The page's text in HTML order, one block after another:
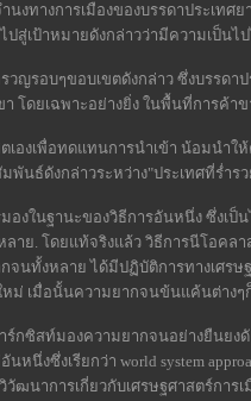
ำนงทางการเมืองของบรรดาประเท
สู่เป้าหมายดังกล่าวว่ามีความเป็นไ
วญรอบๆขอบเขตดังกล่าว ซึ่งบรรด
โดยเฉพาะอย่างยิ่ง ในพื้นที่การค้า
เองเพื่อทดแทนการนำเข้า น้อมนำ
พันธ์ดังกล่าวระหว่าง"ประเทศที่ร่ำ
งในฐานะของวิธีการอันหนึ่ง ซึ่งเป็
ลาย. โดยแท้จริงแล้ว วิธีการนีโอค
จนทั้งหลาย ได้มีปฏิบัติการทางเศร
ม่ เมื่อนั้นความยากจนข้นแค้นต่างๆ
กซิสท์มองความยากจนอย่างยืนยง
นึ่งซึ่งเรียกว่า world system
ฒนาการเกี่ยวกับเศรษฐศาสตร์การ